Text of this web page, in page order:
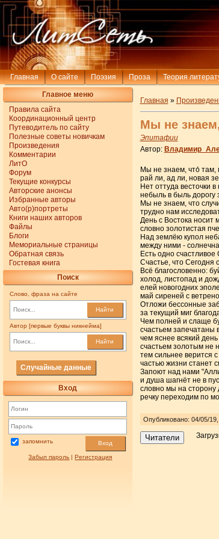
Главная О сайте Поэзия Проза Теория
Главное меню
Правила сайта
Координационный центр
Путеводитель по сайту
Полезные советы новичкам
Произведения
Комментарии
ЛитО
Форум
Текущие конкурсы
Авторские анонсы
Избранные авторы
Авто(р)портреты
Книги наших авторов
Файлы
Блоги
Мемориальные страницы
Обратная связь
Гостевая книга
Поиск
Слово, фраза на сайте
Найти
Автор [первые буквы никнейма]
Найти
Случайные данные
Вход
запомнить Вход
Забыл пароль |Регистрация
Главная »
Мы не
Эпитафии
Автор:
Мы не знаем, что́ там,
рай ли, ад ли, новая
Нет оттуда весточки в
небыль в быль дорогу
Мы не знаем, что
трудно нам
День с Востока носит
словно золотистая
Над землёю купол
между ними -
Есть одно счастливое
Счастье, что Сегодня
Всё благословенно:
холод, листопад и
елей новогодних
май сиреней с
Отложи бессонные
за текущий миг
Чем полней и слаще
счастьем запечатаны
чем яснее всякий
счастьем золотым не
тем сильнее верится
частью жизни станет
Запоют над нами
и душа шагнёт не в
словно мы на сторону
речку переходим по
Опубликовано: 04/05/
Читатели